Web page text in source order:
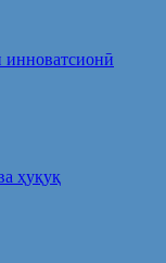
инноватсионӣ
ҳуқуқ